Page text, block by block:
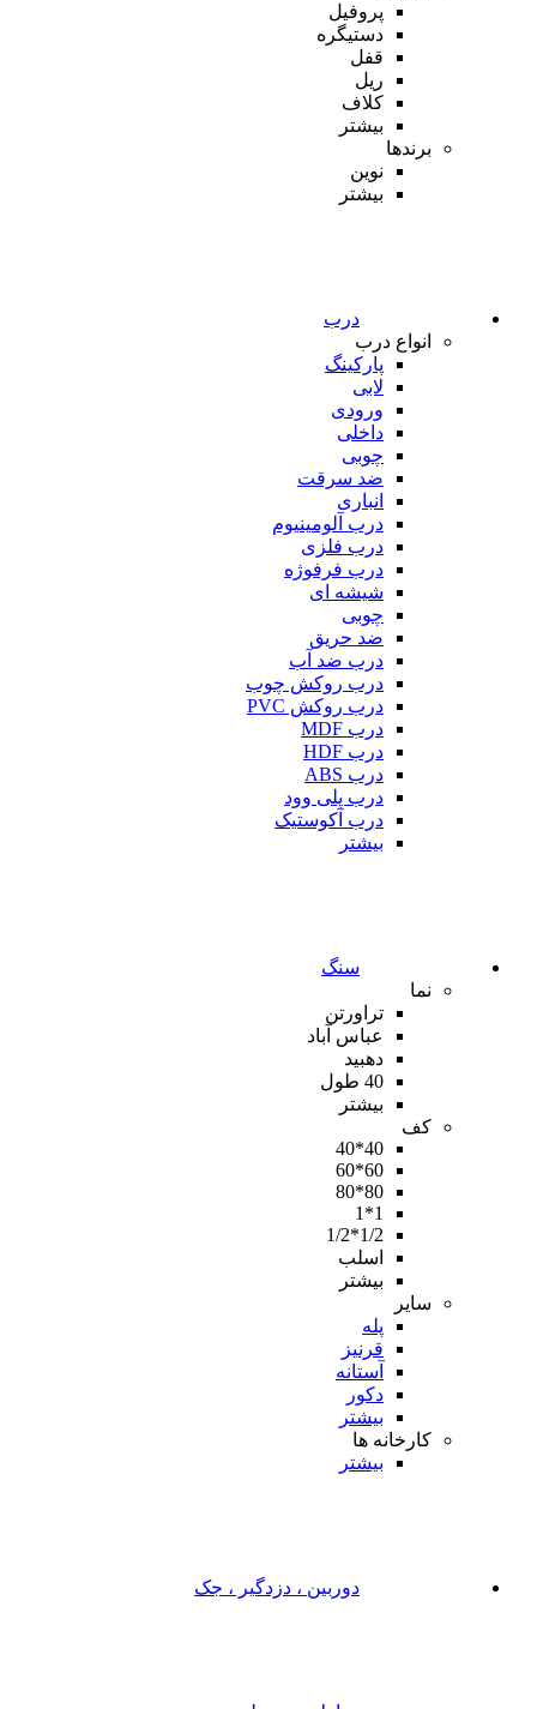
پروفیل
دستیگره
قفل
ریل
کلاف
بیشتر
برندها
نوین
بیشتر
درب
انواع درب
پارکینگ
لابی
ورودی
داخلی
چوبی
ضد سرقت
انباری
درب آلومینیوم
درب فلزی
درب فرفوژه
شیشه ای
چوبی
ضد حریق
درب ضد آب
درب روکش چوب
درب روکش PVC
درب MDF
درب HDF
درب ABS
درب پلی وود
درب آکوستیک
بیشتر
سنگ
نما
تراورتن
عباس آباد
دهبید
40 طول
بیشتر
کف
40*40
60*60
80*80
1*1
1/2*1/2
اسلب
بیشتر
سایر
پله
قرنیز
آستانه
دکور
بیشتر
کارخانه ها
بیشتر
دوربین ، دزدگیر ، جک